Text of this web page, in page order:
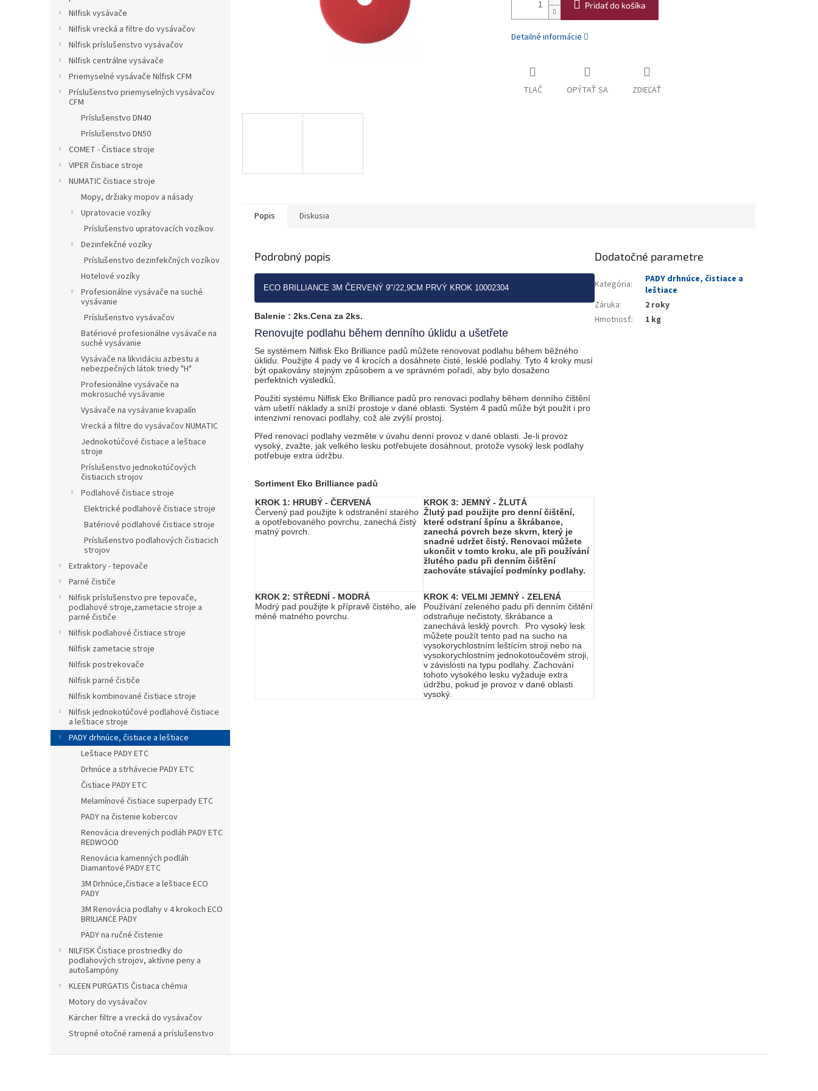
Nilfisk vysávače
Nilfisk vrecká a filtre do vysávačov
Nilfisk príslušenstvo vysávačov
Nilfisk centrálne vysávače
Priemyselné vysávače Nilfisk CFM
Príslušenstvo priemyselných vysávačov
CFM
Príslušenstvo DN40
Príslušenstvo DN50
COMET - Čistiace stroje
VIPER čistiace stroje
NUMATIC čistiace stroje
Mopy, držiaky mopov a násady
Upratovacie vozíky
Príslušenstvo upratovacích vozíkov
Dezinfekčné vozíky
Príslušenstvo dezinfekčných vozíkov
Hotelové vozíky
Profesionálne vysávače na suché
vysávanie
Príslušenstvo vysávačov
Batériové profesionálne vysávače na
suché vysávanie
Vysávače na likvidáciu azbestu a
nebezpečných látok triedy "H"
Profesionálne vysávače na
mokrosuché vysávanie
Vysávače na vysávanie kvapalín
Vrecká a filtre do vysávačov NUMATIC
Jednokotúčové čistiace a leštiace
stroje
Príslušenstvo jednokotúčových
čistiacich strojov
Podlahové čistiace stroje
Elektrické podlahové čistiace stroje
Batériové podlahové čistiace stroje
Príslušenstvo podlahových čistiacich
strojov
Extraktory - tepovače
Parné čističe
Nilfisk príslušenstvo pre tepovače,
podlahové stroje,zametacie stroje a
parné čističe
Nilfisk podlahové čistiace stroje
Nilfisk zametacie stroje
Nilfisk postrekovače
Nilfisk parné čističe
Nilfisk kombinované čistiace stroje
Nilfisk jednokotúčové podlahové čistiace
a leštiace stroje
PADY drhnúce, čistiace a leštiace
Leštiace PADY ETC
Drhnúce a strhávecie PADY ETC
Čistiace PADY ETC
Melamínové čistiace superpady ETC
PADY na čistenie kobercov
Renovácia drevených podláh PADY ETC
REDWOOD
Renovácia kamenných podláh
Diamantové PADY ETC
3M Drhnúce,čistiace a leštiace ECO
PADY
3M Renovácia podlahy v 4 krokoch ECO
BRILIANCE PADY
PADY na ručné čistenie
NILFISK Čistiace prostriedky do
podlahových strojov, aktívne peny a
autošampóny
KLEEN PURGATIS Čistiaca chémia
Motory do vysávačov
Kärcher filtre a vrecká do vysávačov
Stropné otočné ramená a príslušenstvo
Pridať do košíka
Detailné informácie
TLAČ OPÝTAŤ SA ZDIEĽAŤ
Popis Diskusia
Podrobný popis
ECO BRILLIANCE 3M ČERVENÝ 9"/22,9CM PRVÝ KROK 10002304
Balenie : 2ks.Cena za 2ks.
Renovujte podlahu během denního úklidu a ušetřete
Se systémem Nilfisk Eko Brilliance padů můžete renovovat podlahu během běžného
úklidu. Použijte 4 pady ve 4 krocích a dosáhnete čisté, lesklé podlahy. Tyto 4 kroky musí
být opakovány stejným způsobem a ve správném pořadí, aby bylo dosaženo
perfektních výsledků.
Použití systému Nilfisk Eko Brilliance padů pro renovaci podlahy během denního čištění
vám ušetří náklady a sníží prostoje v dané oblasti. Systém 4 padů může být použit i pro
intenzivní renovaci podlahy, což ale zvýší prostoj.
Před renovací podlahy vezměte v úvahu denní provoz v dané oblasti. Je-li provoz
vysoký, zvažte, jak velkého lesku potřebujete dosáhnout, protože vysoký lesk podlahy
potřebuje extra údržbu.
Sortiment Eko Brilliance padů
KROK 1: HRUBÝ - ČERVENÁ
Červený pad použijte k odstranění starého
a opotřebovaného povrchu, zanechá čistý
matný povrch.
KROK 3: JEMNÝ - ŽLUTÁ
Žlutý pad použijte pro denní čištění,
které odstraní špínu a škrábance,
zanechá povrch beze skvrn, který je
snadné udržet čistý. Renovaci můžete
ukončit v tomto kroku, ale při používání
žlutého padu při denním čištění
zachováte stávající podmínky podlahy.
KROK 2: STŘEDNÍ - MODRÁ
Modrý pad použijte k přípravě čistého, ale
méně matného povrchu.
KROK 4: VELMI JEMNÝ - ZELENÁ
Používání zeleného padu při denním čištění
odstraňuje nečistoty, škrábance a
zanechává lesklý povrch. Pro vysoký lesk
můžete použít tento pad na sucho na
vysokorychlostním leštícím stroji nebo na
vysokorychlostním jednokotoučovém stroji,
v závislosti na typu podlahy. Zachování
tohoto vysokého lesku vyžaduje extra
údržbu, pokud je provoz v dané oblasti
vysoký.
Dodatočné parametre
Kategória:
PADY drhnúce, čistiace a
leštiace
Záruka:
2 roky
Hmotnosť: 1 kg